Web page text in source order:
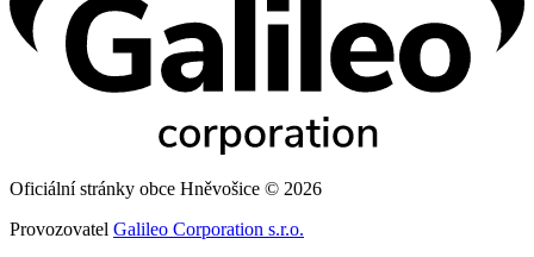
Oficiální stránky obce Hněvošice © 2026
Provozovatel Galileo Corporation s.r.o.